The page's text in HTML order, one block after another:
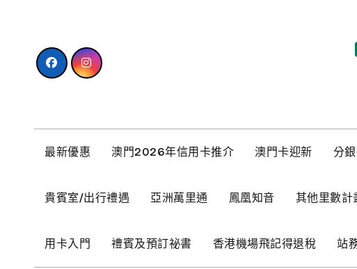
最新優惠 澳門2026年信用卡推介 澳門卡迎新 分
貴賓室/出行禮遇 亞洲萬里通 鳳凰知音 其他里數計
用卡入門 禮賓及預訂祕書 香港機場飛記得退稅 站